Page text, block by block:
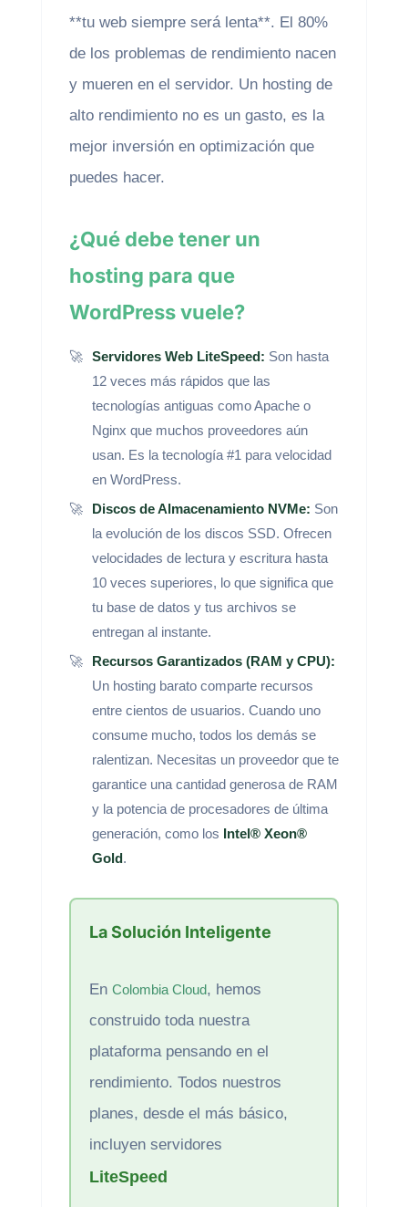
**tu web siempre será lenta**. El 80%
de los problemas de rendimiento nacen
y mueren en el servidor. Un hosting de
alto rendimiento no es un gasto, es la
mejor inversión en optimización que
puedes hacer.
¿Qué debe tener un
hosting para que
WordPress vuele?
Servidores Web LiteSpeed: Son hasta
12 veces más rápidos que las
tecnologías antiguas como Apache o
Nginx que muchos proveedores aún
usan. Es la tecnología #1 para velocidad
en WordPress.
Discos de Almacenamiento NVMe: Son
la evolución de los discos SSD. Ofrecen
velocidades de lectura y escritura hasta
10 veces superiores, lo que significa que
tu base de datos y tus archivos se
entregan al instante.
Recursos Garantizados (RAM y CPU):
Un hosting barato comparte recursos
entre cientos de usuarios. Cuando uno
consume mucho, todos los demás se
ralentizan. Necesitas un proveedor que te
garantice una cantidad generosa de RAM
y la potencia de procesadores de última
generación, como los Intel® Xeon®
Gold.
La Solución Inteligente
En Colombia Cloud, hemos
construido toda nuestra
plataforma pensando en el
rendimiento. Todos nuestros
planes, desde el más básico,
incluyen servidores
LiteSpeed